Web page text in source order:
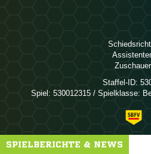
Staffel-ID:
Spiel: 530012315 / Spielklasse:
SPIELBERICHTE & NEWS